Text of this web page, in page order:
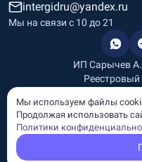
intergidru@yandex.ru
Мы на связи c 10 до 21
ИП Сарычев
Информация,
характер и не является
Мы используем файлы
Продолжая использовать
Политики